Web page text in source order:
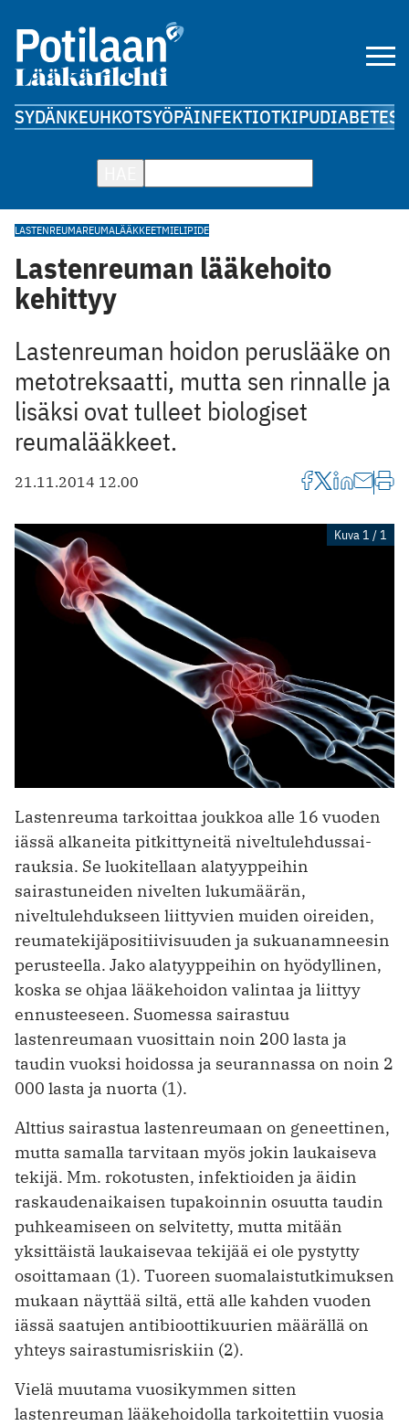
SYDÄNKEUHKOTSYÖPÄINFEKTIOTKIPUDIABETES
LASTENREUMAREUMALÄÄKKEETMIELIPIDE
Lastenreuman lääkehoito
kehittyy
Lastenreuman hoidon peruslääke on
metotreksaatti, mutta sen rinnalle ja
lisäksi ovat tulleet biologiset
reumalääkkeet.
21.11.2014 12.00
Kuva 1 / 1
Lastenreuma tarkoittaa joukkoa alle 16 vuoden
iässä alkaneita pitkittyneitä niveltulehdussai­
rauksia. Se luokitellaan alatyyppeihin
sairastuneiden nivelten lukumäärän,
niveltulehdukseen liittyvien muiden oireiden,
reumatekijäpositiivisuuden ja sukuanamneesin
perusteella. Jako alatyyppeihin on hyödyllinen,
koska se ohjaa lääkehoidon valintaa ja liittyy
ennusteeseen. Suomessa sairastuu
lastenreumaan vuosittain noin 200 lasta ja
taudin vuoksi hoidossa ja seurannassa on noin 2
000 lasta ja nuorta (1).
Alttius sairastua lastenreumaan on geneettinen,
mutta samalla tarvitaan myös jokin laukaiseva
tekijä. Mm. rokotusten, infektioiden ja äidin
raskaudenaikaisen tupakoinnin osuutta taudin
puhkeamiseen on selvitetty, mutta mitään
yksittäistä laukaisevaa tekijää ei ole pystytty
osoittamaan (1). Tuoreen suomalaistutkimuksen
mukaan näyttää siltä, että alle kahden vuoden
iässä saatujen antibioottikuurien määrällä on
yhteys sairastumisriskiin (2).
Vielä muutama vuosikymmen sitten
lastenreuman lääkehoidolla tarkoitettiin vuosia